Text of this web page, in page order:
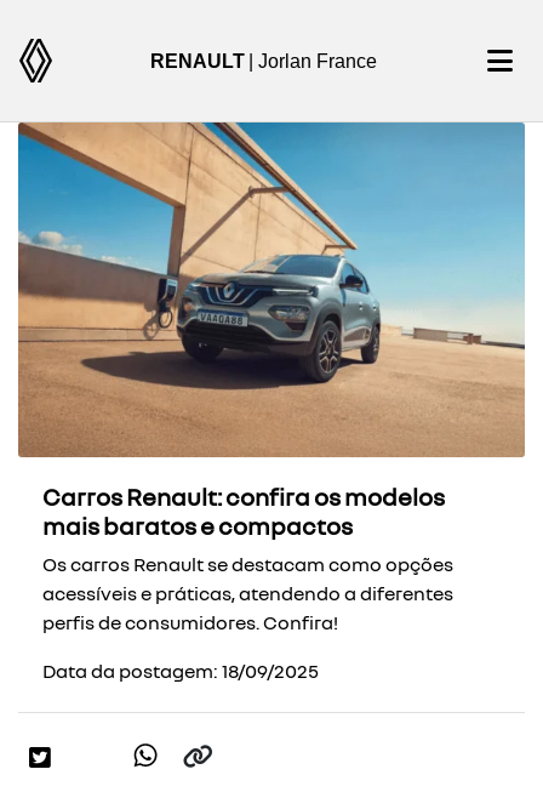
RENAULT | Jorlan France
Carros Renault: confira os modelos
mais baratos e compactos
Os carros Renault se destacam como opções
acessíveis e práticas, atendendo a diferentes
perfis de consumidores. Confira!
Data da postagem: 18/09/2025